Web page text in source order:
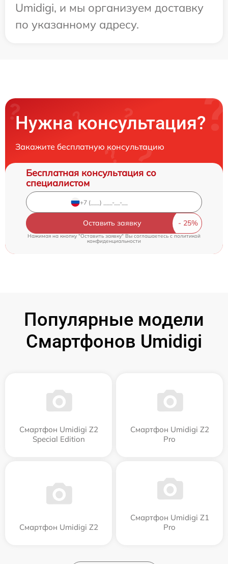
Umidigi, и мы организуем доставку
по указанному адресу.
Нужна консультация?
Закажите бесплатную консультацию
Бесплатная консультация со
специалистом
Оставить заявку
Нажимая на кнопку "Оставить заявку" Вы соглашаетесь c политикой
конфиденциальности
Популярные модели
Смартфонов Umidigi
Смартфон Umidigi Z2
Special Edition
Смартфон Umidigi Z2
Pro
Смартфон Umidigi Z2
Смартфон Umidigi Z1
Pro